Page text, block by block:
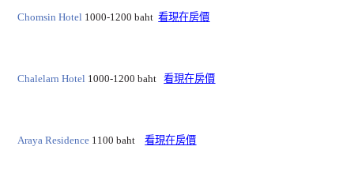
Chomsin Hotel 1000-1200 baht看現在房價
Chalelarn Hotel 1000-1200 baht看現在房價
Araya Residence 1100 baht看現在房價